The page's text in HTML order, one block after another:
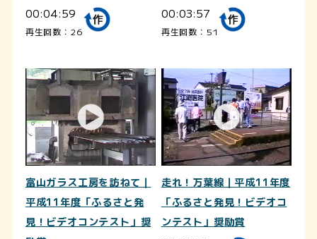
00:04:59
再生回数：26
00:03:57
再生回数：51
富山ガラス工房を訪ねて｜
平成11年度「ふるさと発
見！ビデオコンテスト」奨
走れ！万葉線｜平成11年度
「ふるさと発見！ビデオコ
ンテスト」奨励賞